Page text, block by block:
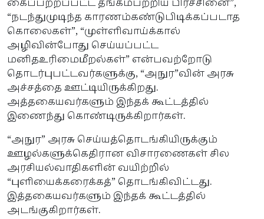
கைப்பற்றப்பட்ட தங்கம்பற்றிய பிரச்சினை”,
“நடந்துமுடிந்த காரணம்கண்டுபிடிக்கப்படாத
கொலைகள்”, “முள்ளிவாய்க்கால்
அழிவின்போது செய்யப்பட்ட
மனிதஉரிமைமீறல்கள்” என்பவற்றோடு
தொடர்புபட்டவர்களுக்கு, “அநுர”வின் அரசு
அச்சத்தை ஊட்டியிருக்கிறது.
அத்தகையவர்களும் இந்தக் கூட்டத்தில்
இணைந்து கொண்டிருக்கிறார்கள்.
“அநுர” அரசு செய்யத்தொடங்கியிருக்கும்
ஊழல்களுக்கெதிரான விசாரணைகள் சில
அரசியல்வாதிகளின் வயிற்றில்
“புளியைக்கரைக்கத்” தொடங்கிவிட்டது.
இத்தகையவர்களும் இந்தக் கூட்டத்தில்
அடங்குகிறார்கள்.